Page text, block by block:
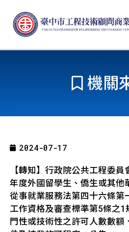
機關
2024-07-17
【轉知】行政院公共工程委
年度外國留學生、僑生或其他
從事就業服務法第四十六條第
工作資格及審查標準第5條之1
門性或技術性之許可人數數額